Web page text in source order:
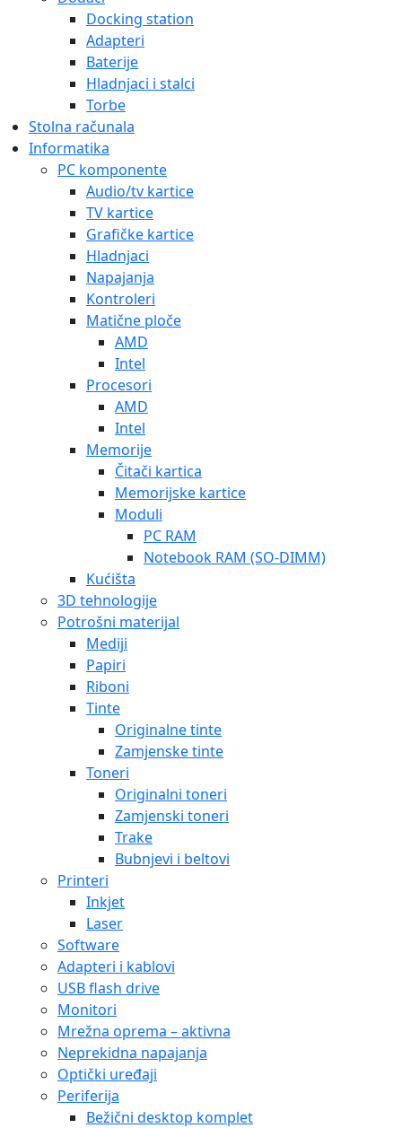
Docking station
Adapteri
Baterije
Hladnjaci i stalci
Torbe
Stolna računala
Informatika
PC komponente
Audio/tv kartice
TV kartice
Grafičke kartice
Hladnjaci
Napajanja
Kontroleri
Matične ploče
AMD
Intel
Procesori
AMD
Intel
Memorije
Čitači kartica
Memorijske kartice
Moduli
PC RAM
Notebook RAM (SO-DIMM)
Kućišta
3D tehnologije
Potrošni materijal
Mediji
Papiri
Riboni
Tinte
Originalne tinte
Zamjenske tinte
Toneri
Originalni toneri
Zamjenski toneri
Trake
Bubnjevi i beltovi
Printeri
Inkjet
Laser
Software
Adapteri i kablovi
USB flash drive
Monitori
Mrežna oprema – aktivna
Neprekidna napajanja
Optički uređaji
Periferija
Bežični desktop komplet